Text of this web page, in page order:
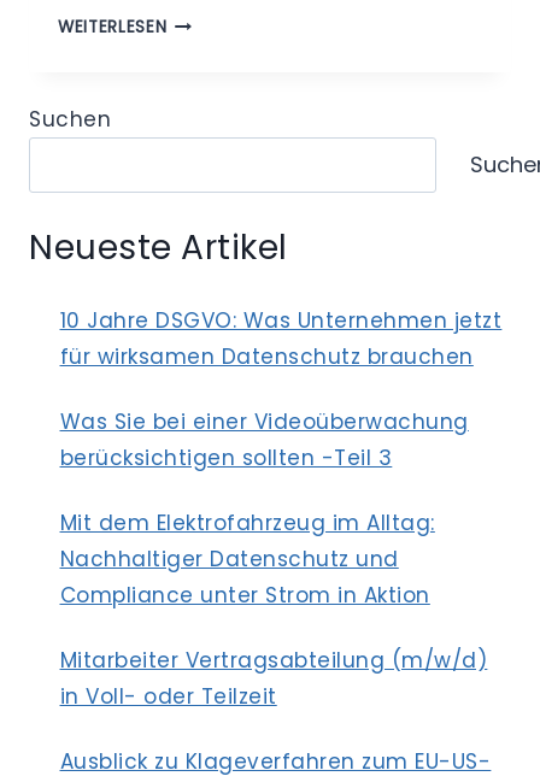
WEITERLESENDER
BRILLE
WIE
DATEN
DATING-
PREIS?
Suchen
Neueste Artikel
10 Jahre DSGVO: Was Unternehmen jetzt
für wirksamen Datenschutz brauchen
Was Sie bei einer Videoüberwachung
berücksichtigen sollten -Teil 3
Mit dem Elektrofahrzeug im Alltag:
Nachhaltiger Datenschutz und
Compliance unter Strom in Aktion
Mitarbeiter Vertragsabteilung (m/w/d)
in Voll- oder Teilzeit
Ausblick zu Klageverfahren zum EU-US-